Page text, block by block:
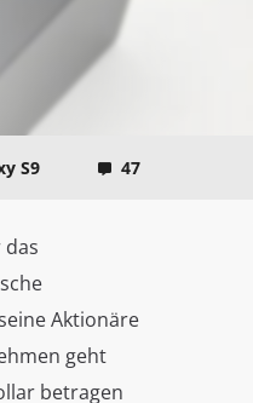
S9 47
Aktionäre
geht
betragen